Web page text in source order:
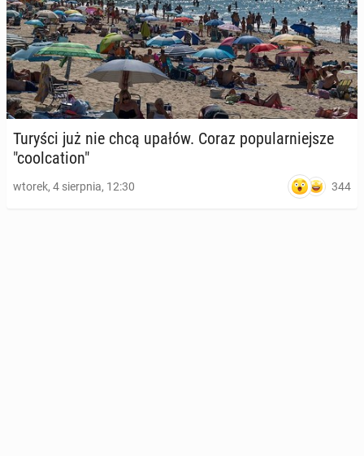
Turyści już nie chcą upałów. Coraz po­pu­lar­niej­sze
"co­ol­ca­tion"
wtorek, 4 sierpnia, 12:30 344